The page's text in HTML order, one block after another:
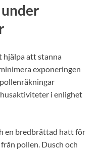
hjälpa att stanna
exponeringen
i enlighet
en bredbrättad hatt för
pollen. Dusch och